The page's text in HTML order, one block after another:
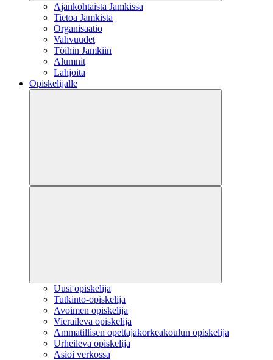
Ajankohtaista Jamkissa
Tietoa Jamkista
Organisaatio
Vahvuudet
Töihin Jamkiin
Alumnit
Lahjoita
Opiskelijalle
Uusi opiskelija
Tutkinto-opiskelija
Avoimen opiskelija
Vieraileva opiskelija
Ammatillisen opettajakorkeakoulun opiskelija
Urheileva opiskelija
Asioi verkossa